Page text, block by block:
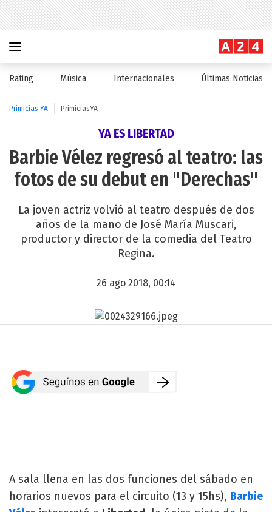
Rating Música Internacionales Últimas Noticias
Primicias YA PrimiciasYA
YA ES LIBERTAD
Barbie Vélez regresó al teatro: las
fotos de su debut en "Derechas"
La joven actriz volvió al teatro después de dos
años de la mano de José María Muscari,
productor y director de la comedia del Teatro
Regina.
26 ago 2018, 00:14
A sala llena en las dos funciones del sábado en
horarios nuevos para el circuito (13 y 15hs), Barbie